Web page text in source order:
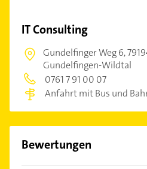
IT Consulting
Gundelfinger Weg 6,
Gundelfingen-Wildtal
0761 7 91 00 07
Anfahrt mit Bus und
Bewertungen